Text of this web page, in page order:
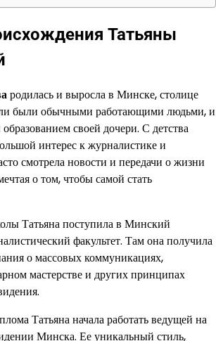
Татьяны
родилась и выросла в Минске, столице
были обычными работающими людьми, и
своей дочери. С детства
интерес к журналистике и
смотрела новости и передачи о жизни
о том, чтобы самой стать
Татьяна поступила в Минский
факультет. Там она получила
о массовых коммуникациях,
мастерстве и других принципах
Татьяна начала работать ведущей на
Минска. Ее уникальный стиль,